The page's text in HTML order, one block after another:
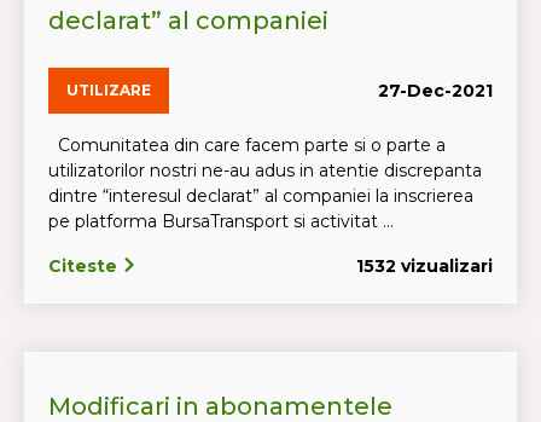
declarat” al companiei
UTILIZARE 27-Dec-2021
Comunitatea din care facem parte si o parte a
utilizatorilor nostri ne-au adus in atentie discrepanta
dintre “interesul declarat” al companiei la inscrierea
pe platforma BursaTransport si activitat ...
Citeste 1532 vizualizari
Modificari in abonamentele